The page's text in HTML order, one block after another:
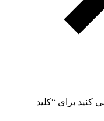
کنید برای “کلید